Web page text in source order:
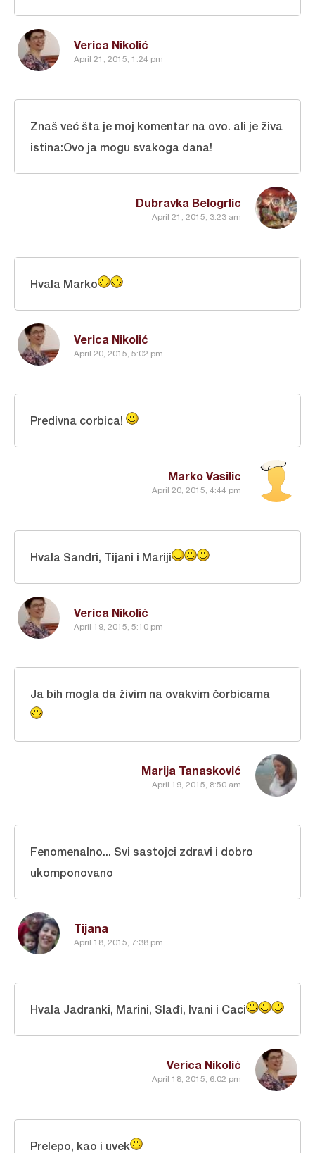
Verica Nikolić
April 21, 2015, 1:24 pm
Dubravka Belogrlic
April 21, 2015, 3:23 am
Znaš već šta je moj komentar na ovo. ali je živa
istina:Ovo ja mogu svakoga dana!
Verica Nikolić
April 20, 2015, 5:02 pm
Hvala Marko
Marko Vasilic
April 20, 2015, 4:44 pm
Predivna corbica!
Verica Nikolić
April 19, 2015, 5:10 pm
Hvala Sandri, Tijani i Mariji
Marija Tanasković
April 19, 2015, 8:50 am
Ja bih mogla da živim na ovakvim čorbicama
Tijana
April 18, 2015, 7:38 pm
Fenomenalno... Svi sastojci zdravi i dobro
ukomponovano
Verica Nikolić
April 18, 2015, 6:02 pm
Hvala Jadranki, Marini, Slađi, Ivani i Caci
Prelepo, kao i uvek